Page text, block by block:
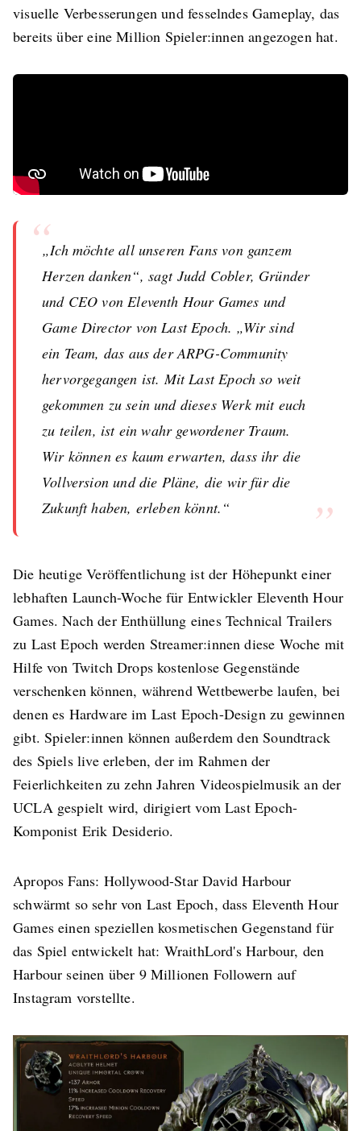
visuelle Verbesserungen und fesselndes Gameplay, das
bereits über eine Million Spieler:innen angezogen hat.
“
”
„Ich möchte all unseren Fans von ganzem
Herzen danken“, sagt Judd Cobler, Gründer
und CEO von Eleventh Hour Games und
Game Director von Last Epoch. „Wir sind
ein Team, das aus der ARPG-Community
hervorgegangen ist. Mit Last Epoch so weit
gekommen zu sein und dieses Werk mit euch
zu teilen, ist ein wahr gewordener Traum.
Wir können es kaum erwarten, dass ihr die
Vollversion und die Pläne, die wir für die
Zukunft haben, erleben könnt.“
Die heutige Veröffentlichung ist der Höhepunkt einer
lebhaften Launch-Woche für Entwickler Eleventh Hour
Games. Nach der Enthüllung eines Technical Trailers
zu Last Epoch werden Streamer:innen diese Woche mit
Hilfe von Twitch Drops kostenlose Gegenstände
verschenken können, während Wettbewerbe laufen, bei
denen es Hardware im Last Epoch-Design zu gewinnen
gibt. Spieler:innen können außerdem den Soundtrack
des Spiels live erleben, der im Rahmen der
Feierlichkeiten zu zehn Jahren Videospielmusik an der
UCLA gespielt wird, dirigiert vom Last Epoch-
Komponist Erik Desiderio.
Apropos Fans: Hollywood-Star David Harbour
schwärmt so sehr von Last Epoch, dass Eleventh Hour
Games einen speziellen kosmetischen Gegenstand für
das Spiel entwickelt hat: WraithLord's Harbour, den
Harbour seinen über 9 Millionen Followern auf
Instagram vorstellte.